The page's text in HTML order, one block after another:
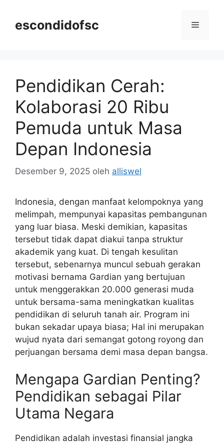
escondidofsc Menu
Pendidikan Cerah:
Kolaborasi 20 Ribu
Pemuda untuk Masa
Depan Indonesia
Desember 9, 2025 oleh alliswel
Indonesia, dengan manfaat kelompoknya yang
melimpah, mempunyai kapasitas pembangunan
yang luar biasa. Meski demikian, kapasitas
tersebut tidak dapat diakui tanpa struktur
akademik yang kuat. Di tengah kesulitan
tersebut, sebenarnya muncul sebuah gerakan
motivasi bernama Gardian yang bertujuan
untuk menggerakkan 20.000 generasi muda
untuk bersama-sama meningkatkan kualitas
pendidikan di seluruh tanah air. Program ini
bukan sekadar upaya biasa; Hal ini merupakan
wujud nyata dari semangat gotong royong dan
perjuangan bersama demi masa depan bangsa.
Mengapa Gardian Penting?
Pendidikan sebagai Pilar
Utama Negara
Pendidikan adalah investasi finansial jangka